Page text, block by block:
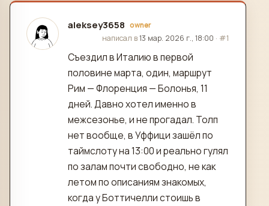
aleksey3658 owner
отредактировано
написал в13 мар. 2026 г., 18:00 · #1
Съездил в Италию в первой
половине марта, один, маршрут
Рим — Флоренция — Болонья, 11
дней. Давно хотел именно в
межсезонье, и не прогадал. Толп
нет вообще, в Уффици зашёл по
таймслоту на 13:00 и реально гулял
по залам почти свободно, не как
летом по описаниям знакомых,
когда у Боттичелли стоишь в